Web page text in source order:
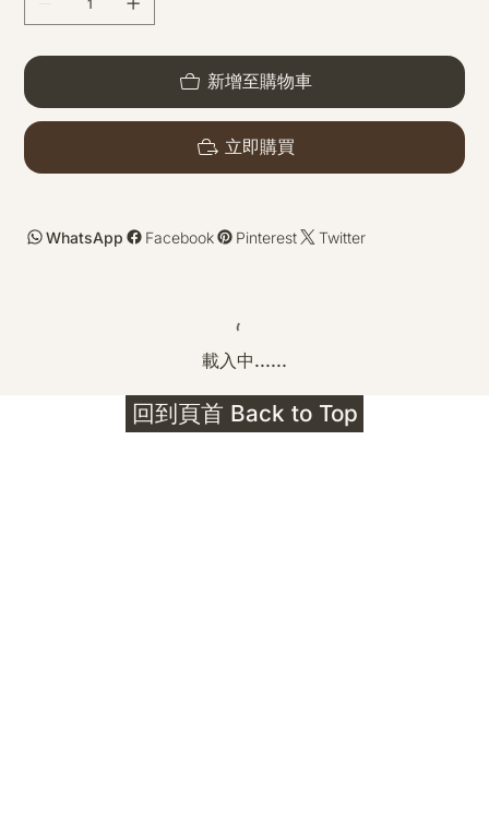
新增至購物車
立即購買
Facebook
WhatsApp Twitter
Pinterest
載入中......
回到頁首 Back to Top